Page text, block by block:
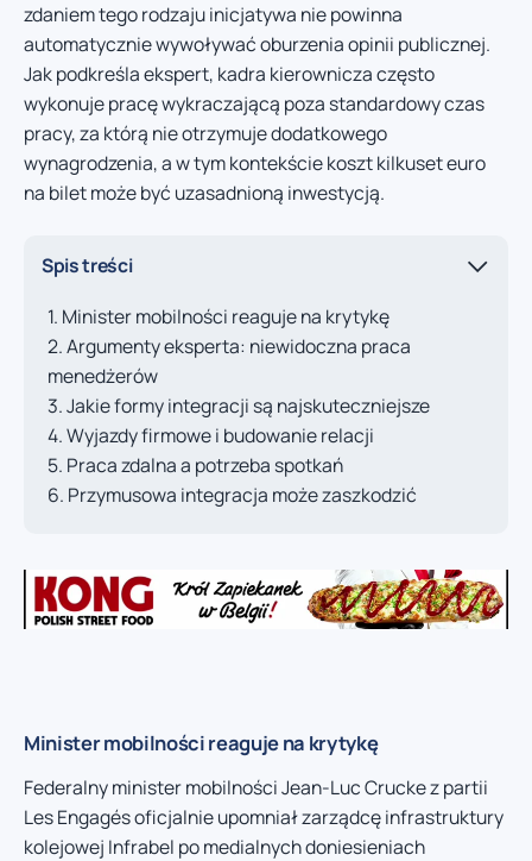
zdaniem tego rodzaju inicjatywa nie powinna
automatycznie wywoływać oburzenia opinii publicznej.
Jak podkreśla ekspert, kadra kierownicza często
wykonuje pracę wykraczającą poza standardowy czas
pracy, za którą nie otrzymuje dodatkowego
wynagrodzenia, a w tym kontekście koszt kilkuset euro
na bilet może być uzasadnioną inwestycją.
Spis treści
Minister mobilności reaguje na krytykę
Argumenty eksperta: niewidoczna praca
menedżerów
Jakie formy integracji są najskuteczniejsze
Wyjazdy firmowe i budowanie relacji
Praca zdalna a potrzeba spotkań
Przymusowa integracja może zaszkodzić
Minister mobilności reaguje na krytykę
Federalny minister mobilności Jean-Luc Crucke z partii
Les Engagés oficjalnie upomniał zarządcę infrastruktury
kolejowej Infrabel po medialnych doniesieniach